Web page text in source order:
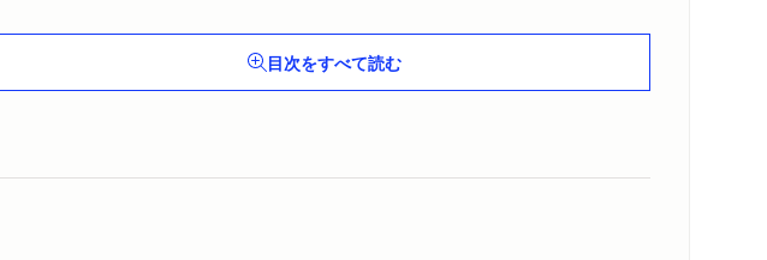
目次をすべて読む